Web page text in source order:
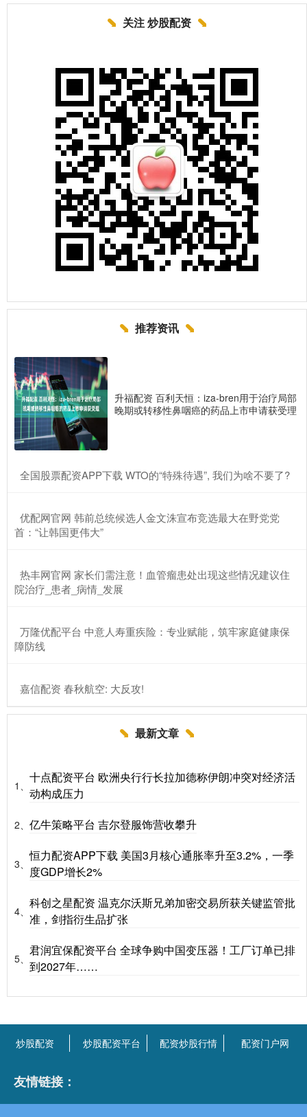
关注 炒股配资
推荐资讯
升福配资 百利天恒：iza-bren用于治疗局部
晚期或转移性鼻咽癌的药品上市申请获受理
​全国股票配资APP下载 WTO的“特殊待遇”, 我们为啥不要了?
​优配网官网 韩前总统候选人金文洙宣布竞选最大在野党党
首：“让韩国更伟大”
​热丰网官网 家长们需注意！血管瘤患处出现这些情况建议住
院治疗_患者_病情_发展
​万隆优配平台 中意人寿重疾险：专业赋能，筑牢家庭健康保
障防线
​嘉信配资 春秋航空: 大反攻!
最新文章
1、
十点配资平台 欧洲央行行长拉加德称伊朗冲突对经济活
动构成压力
2、 亿牛策略平台 吉尔登服饰营收攀升
3、
恒力配资APP下载 美国3月核心通胀率升至3.2%，一季
度GDP增长2%
4、
科创之星配资 温克尔沃斯兄弟加密交易所获关键监管批
准，剑指衍生品扩张
5、
君润宜保配资平台 全球争购中国变压器！工厂订单已排
到2027年……
炒股配资 炒股配资平台 配资炒股行情 配资门户网
友情链接：